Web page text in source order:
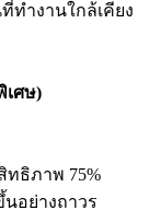
ทำงานใกล้เคียง
เศษ)
ทธิภาพ 75%
อย่างถาวร